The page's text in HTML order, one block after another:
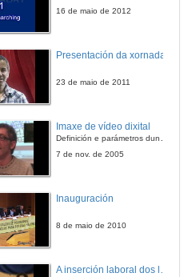
16 de maio de 2012
Presentación da xornada
23 de maio de 2011
Imaxe de vídeo dixital
Definición e parámetros dunha imaxe dixital. Resolución e Aspecto. Profundidade da cor. Compresión. Frame por segundo. Entrelazado. Campos, cadros
7 de nov. de 2005
Inauguración
8 de maio de 2010
A inserción laboral dos licenciados en Ciencias do Mar: a carreira investigadora